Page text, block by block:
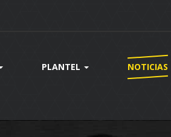
PLANTEL NOTICIAS